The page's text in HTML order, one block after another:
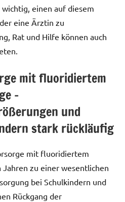
einen auf diesem
eine Ärztin zu
Rat und Hilfe können auch
mit fluoridiertem
–
und
stark rückläufig
mit fluoridiertem
zu einer wesentlichen
bei Schulkindern und
Rückgang der